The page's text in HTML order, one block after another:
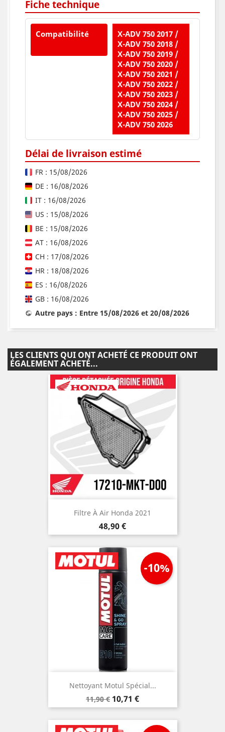
Fiche technique
Compatibilité
X-ADV 750 2017 /
X-ADV 750 2018 /
X-ADV 750 2019 /
X-ADV 750 2020 /
X-ADV 750 2021 /
X-ADV 750 2022 /
X-ADV 750 2023 /
X-ADV 750 2024 /
X-ADV 750 2025 /
X-ADV 750 2026
Délai de livraison estimé
FR : 15/08/2026
DE : 16/08/2026
IT : 16/08/2026
US : 15/08/2026
BE : 15/08/2026
AT : 16/08/2026
CH : 17/08/2026
HR : 18/08/2026
ES : 16/08/2026
GB : 16/08/2026
Autre pays : Entre 15/08/2026 et 20/08/2026
LES CLIENTS QUI ONT ACHETÉ CE PRODUIT ONT
ÉGALEMENT ACHETÉ...
Filtre À Air Honda 2021
Prix
48,90 €
Nettoyant Motul Spécial...
Prix
de
base
11,90 €
-10%
Prix
10,71 €